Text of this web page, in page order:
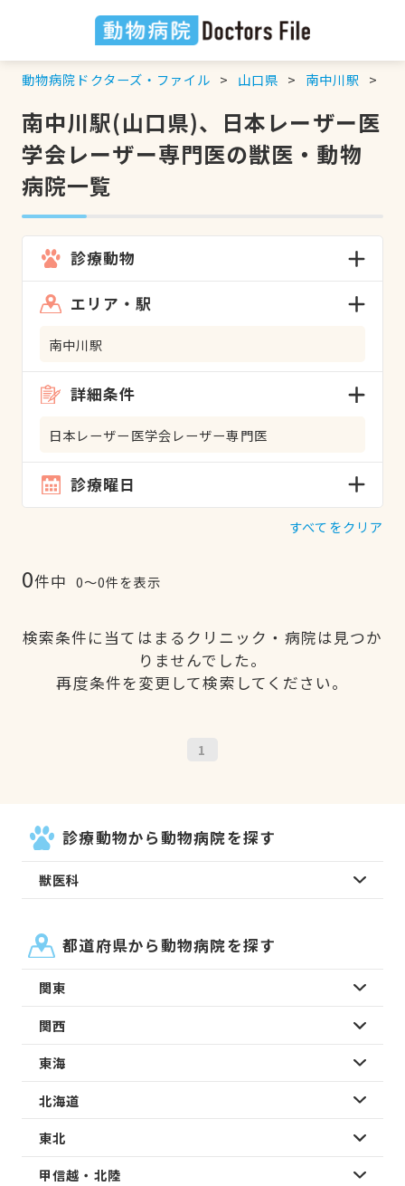
動物病院ドクターズ・ファイル 山口県 南中川駅
南中川駅(山口県)、日本レーザー医
学会レーザー専門医の獣医・動物
病院一覧
診療動物
エリア・駅
南中川駅
詳細条件
日本レーザー医学会レーザー専門医
診療曜日
すべてをクリア
0件中 0〜0件を表示
検索条件に当てはまるクリニック・病院は見つか
りませんでした。
再度条件を変更して検索してください。
1
診療動物から動物病院を探す
獣医科
都道府県から動物病院を探す
関東
関西
東海
北海道
東北
甲信越・北陸